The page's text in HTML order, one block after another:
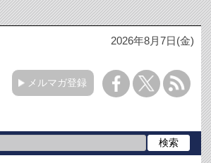
2026年8月7日(金)
メルマガ登録